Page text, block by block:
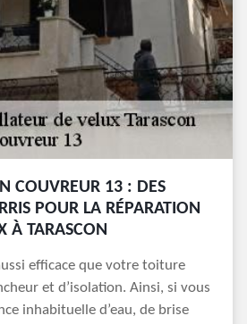
COUVREUR 13 : DES
POUR LA RÉPARATION
À TARASCON
efficace que votre toiture
et d’isolation. Ainsi, si vous
inhabituelle d’eau, de brise